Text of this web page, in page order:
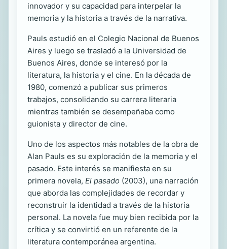
innovador y su capacidad para interpelar la
memoria y la historia a través de la narrativa.
Pauls estudió en el Colegio Nacional de Buenos
Aires y luego se trasladó a la Universidad de
Buenos Aires, donde se interesó por la
literatura, la historia y el cine. En la década de
1980, comenzó a publicar sus primeros
trabajos, consolidando su carrera literaria
mientras también se desempeñaba como
guionista y director de cine.
Uno de los aspectos más notables de la obra de
Alan Pauls es su exploración de la memoria y el
pasado. Este interés se manifiesta en su
primera novela, El pasado (2003), una narración
que aborda las complejidades de recordar y
reconstruir la identidad a través de la historia
personal. La novela fue muy bien recibida por la
crítica y se convirtió en un referente de la
literatura contemporánea argentina.